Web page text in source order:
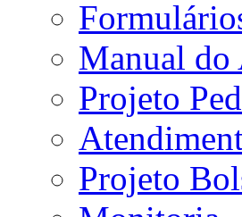
Manual do
Projeto
Projeto